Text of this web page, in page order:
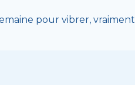
pour vibrer, vraiment